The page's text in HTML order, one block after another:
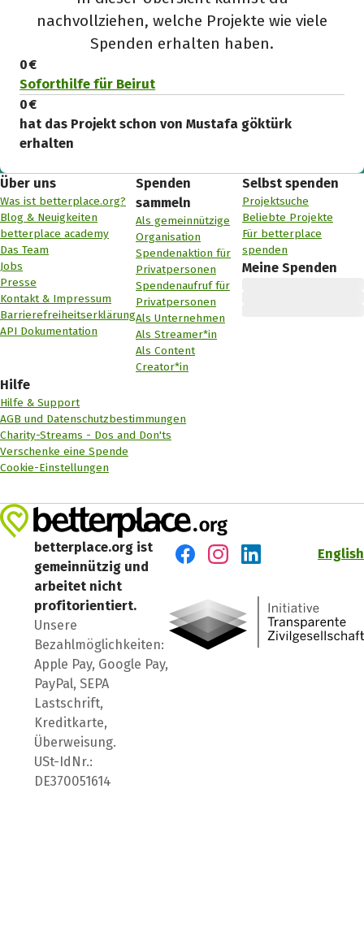
nachvollziehen, welche Projekte wie viele
Spenden erhalten haben.
0 €
Soforthilfe für Beirut
0 €
hat das Projekt schon von Mustafa göktürk
erhalten
Über uns
Was ist betterplace.org?
Blog & Neuigkeiten
betterplace academy
Das Team
Jobs
Presse
Kontakt & Impressum
Barrierefreiheitserklärung
API Dokumentation
Spenden
sammeln
Als gemeinnützige
Organisation
Spendenaktion für
Privatpersonen
Spendenaufruf für
Privatpersonen
Als Unternehmen
Als Streamer*in
Als Content
Creator*in
Selbst spenden
Projektsuche
Beliebte Projekte
Für betterplace
spenden
Meine Spenden
Hilfe
Hilfe & Support
AGB und Datenschutzbestimmungen
Charity-Streams - Dos and Don'ts
Verschenke eine Spende
Cookie-Einstellungen
betterplace.org ist
gemeinnützig und
arbeitet nicht
profitorientiert.
Unsere
Bezahlmöglichkeiten:
Apple Pay, Google Pay,
PayPal, SEPA
Lastschrift,
Kreditkarte,
Überweisung.
USt-IdNr.:
DE370051614
English